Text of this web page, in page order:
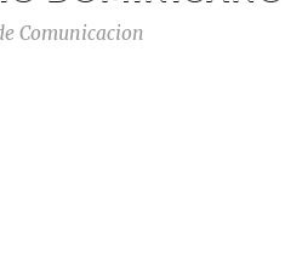
Comunicacion